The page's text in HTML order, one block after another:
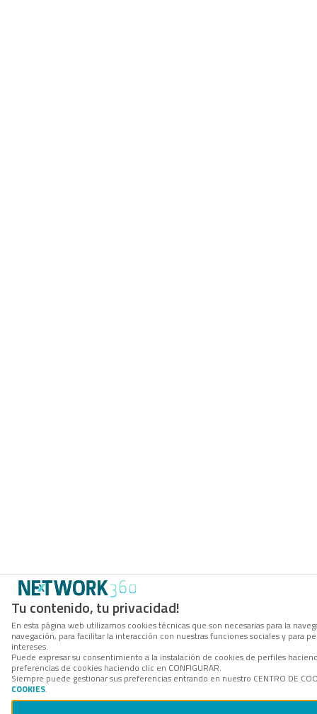
Tu contenido, tu privacidad!
En esta página web utilizamos cookies técnicas que son necesarias para la
navegación, para facilitar la interacción con nuestras funciones sociales y
intereses.
Puede expresar su consentimiento a la instalación de cookies de perfiles
preferencias de cookies haciendo clic en CONFIGURAR.
Siempre puede gestionar sus preferencias entrando en nuestro CENTRO DE
COOKIES.